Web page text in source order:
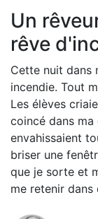
Un
rêve
Cette nuit dans
incendie. Tout
Les élèves
coincé dans ma
envahissaient
briser une
que je sorte et
me retenir dans